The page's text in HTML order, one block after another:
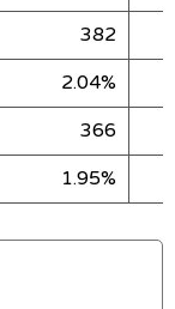
382
2.04%
366
1.95%